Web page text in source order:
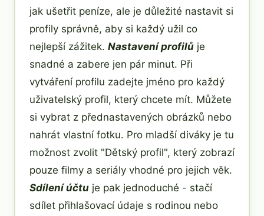
jak ušetřit peníze, ale je důležité nastavit si
profily správně, aby si každý užil co
nejlepší zážitek. Nastavení profilů je
snadné a zabere jen pár minut. Při
vytváření profilu zadejte jméno pro každý
uživatelský profil, který chcete mít. Můžete
si vybrat z přednastavených obrázků nebo
nahrát vlastní fotku. Pro mladší diváky je tu
možnost zvolit "Dětský profil", který zobrazí
pouze filmy a seriály vhodné pro jejich věk.
Sdílení účtu je pak jednoduché - stačí
sdílet přihlašovací údaje s rodinou nebo